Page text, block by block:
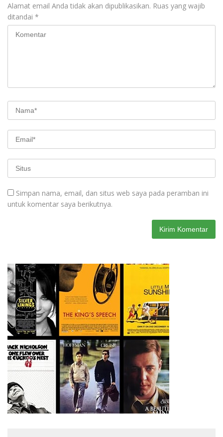
Alamat email Anda tidak akan dipublikasikan. Ruas yang wajib
ditandai *
Simpan nama, email, dan situs web saya pada peramban ini
untuk komentar saya berikutnya.